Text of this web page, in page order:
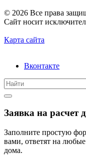
© 2026 Все права
Сайт носит
Карта сайта
Вконтакте
Заявка на расчет
Заполните простую
вами, ответят на
дома.